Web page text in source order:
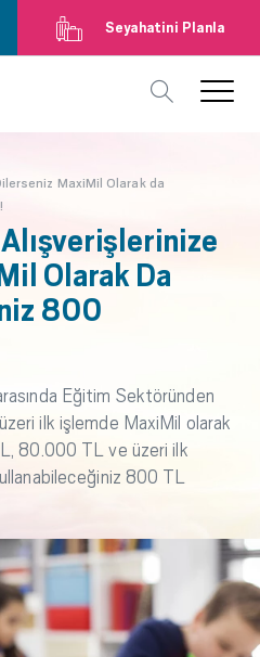
Seyahatini Planla
MaxiMil Olarak da
Olarak Da
800
Eğitim Sektöründen
ilk işlemde MaxiMil olarak
80.000 TL ve üzeri ilk
800 TL